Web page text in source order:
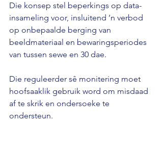
Die konsep stel beperkings op data-
insameling voor, insluitend ’n verbod
op onbepaalde berging van
beeldmateriaal en bewaringsperiodes
van tussen sewe en 30 dae.
Die reguleerder sê monitering moet
hoofsaaklik gebruik word om misdaad
af te skrik en ondersoeke te
ondersteun.